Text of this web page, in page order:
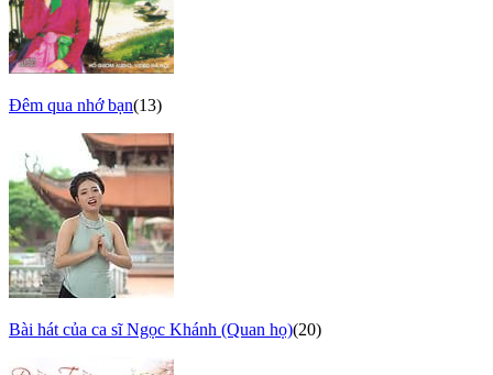
Đêm qua nhớ bạn(13)
Bài hát của ca sĩ Ngọc Khánh (Quan họ)(20)